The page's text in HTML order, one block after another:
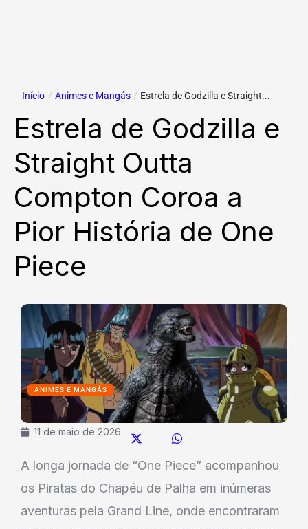
Início / Animes e Mangás / Estrela de Godzilla e Straight...
Estrela de Godzilla e
Straight Outta
Compton Coroa a
Pior História de One
Piece
11 de maio de 2026
ANIMES E MANGÁS
A longa jornada de “One Piece” acompanhou
os Piratas do Chapéu de Palha em inúmeras
aventuras pela Grand Line, onde encontraram